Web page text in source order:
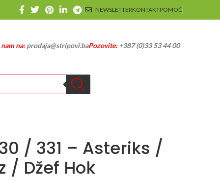
NEWSLETTERKONTAKTPOMOĆ
na:prodaja@stripovi.baPozovite:+387 (0)33 53 44 00
/ 331 – Asteriks /
/ Džef Hok